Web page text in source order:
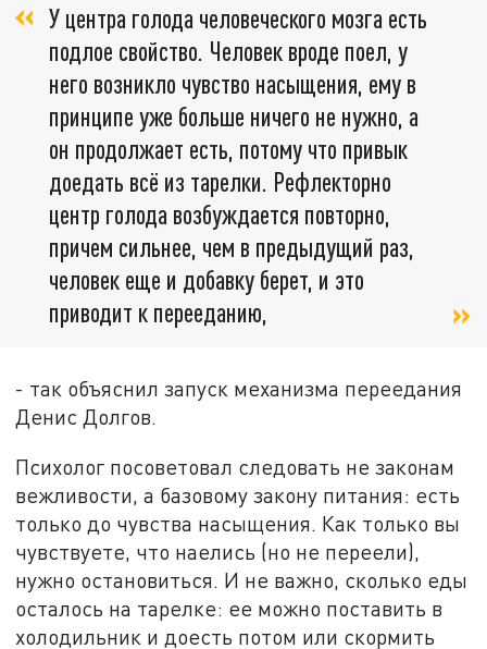
У центра голода человеческого мозга есть
подлое свойство. Человек вроде поел, у
него возникло чувство насыщения, ему в
принципе уже больше ничего не нужно, а
он продолжает есть, потому что привык
доедать всё из тарелки. Рефлекторно
центр голода возбуждается повторно,
причем сильнее, чем в предыдущий раз,
человек еще и добавку берет, и это
приводит к перееданию,
- так объяснил запуск механизма переедания
Денис Долгов.
Психолог посоветовал следовать не законам
вежливости, а базовому закону питания: есть
только до чувства насыщения. Как только вы
чувствуете, что наелись (но не переели),
нужно остановиться. И не важно, сколько еды
осталось на тарелке: ее можно поставить в
холодильник и доесть потом или скормить